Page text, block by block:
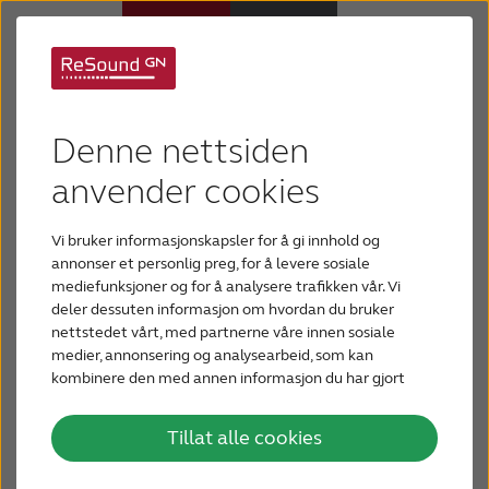
Denne nettsiden
anvender cookies
Vi bruker informasjonskapsler for å gi innhold og
annonser et personlig preg, for å levere sosiale
mediefunksjoner og for å analysere trafikken vår. Vi
deler dessuten informasjon om hvordan du bruker
nettstedet vårt, med partnerne våre innen sosiale
medier, annonsering og analysearbeid, som kan
kombinere den med annen informasjon du har gjort
gjennom din bruk av tjenestene deres.
Tillat alle cookies
Hvorfor ReSound
Hjelp
Blogg
KONTAKT OSS
Støtte for ReSound
OMNIA
Gratulerer med ditt nye ReSound OMNIA
persontilpasset høreopplevelse. Her er alt du
trenger for å komme i gang.